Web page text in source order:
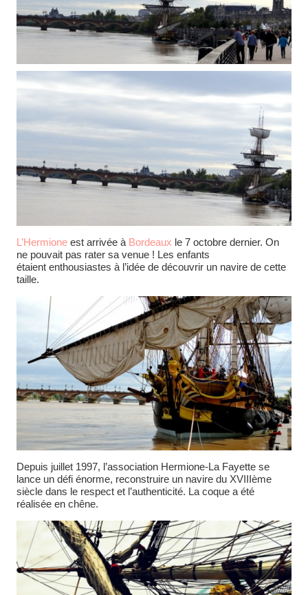
L’Hermione est arrivée à Bordeaux le 7 octobre dernier. On
ne pouvait pas rater sa venue ! Les enfants
étaient enthousiastes à l’idée de découvrir un navire de cette
taille.
Depuis juillet 1997, l’association Hermione-La Fayette se
lance un défi énorme, reconstruire un navire du XVIIIème
siècle dans le respect et l’authenticité. La coque a été
réalisée en chêne.